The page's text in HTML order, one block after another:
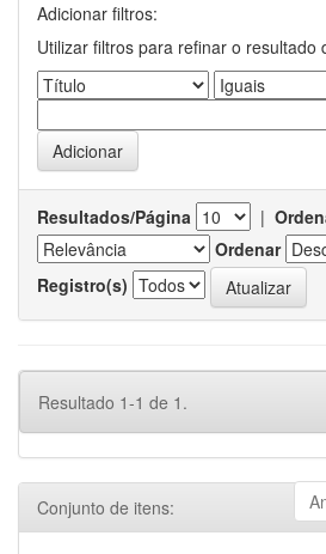
Adicionar filtros:
Utilizar filtros para refinar o resultado
Resultados/Página |
Ordenar
Registro(s)
Resultado 1-1 de 1.
Conjunto de itens: